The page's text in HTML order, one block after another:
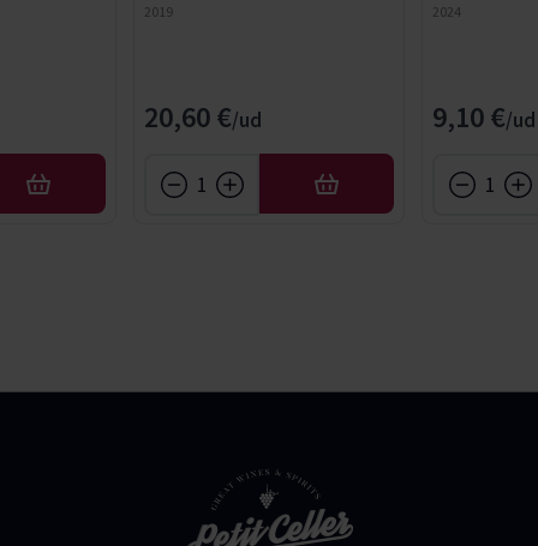
AFEGIR
2019
20,60 €
AFEGIR
2024
9,10 €